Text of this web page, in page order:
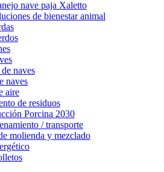
nave paja Xaletto
de bienestar animal
naves
naves
aire
de residuos
Porcina 2030
/ transporte
molienda y mezclado